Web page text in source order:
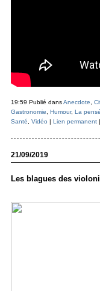
19:59 Publié dansAnecdote
Gastronomie
Humour, La
Santé
Vidéo | Lien permanent
21/09/2019
Les blagues des